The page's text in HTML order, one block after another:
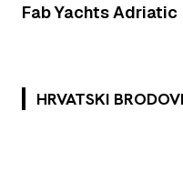
Fab Yachts Adriatic
HRVATSKI BRODOVI